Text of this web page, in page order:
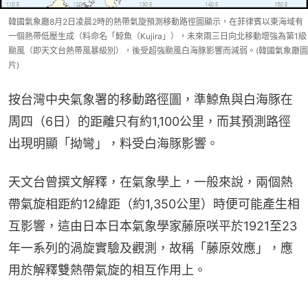
韓國氣象廳8月2日凌晨2時的熱帶氣旋預測移動路徑圖顯示，在菲律賓以東海域有
一個熱帶低壓生成（料命名「鯨魚（Kujira」），未來兩三日向北移動增強為第1級
颱風（即天文台熱帶風暴級別），後受超強颱風白海豚影響而減弱。(韓國氣象廳圖
片)
按台灣中央氣象署的移動路徑圖，準鯨魚與白海豚在
周四（6日）的距離只有約1,100公里，而其預測路徑
出現明顯「拗彎」，料受白海豚影響。
天文台曾撰文解釋，在氣象學上，一般來說，兩個熱
帶氣旋相距約12緯距（約1,350公里）時便可能產生相
互影響，這由日本日本氣象學家藤原咲平於1921至23
年一系列的渦旋實驗及觀測，故稱「藤原效應」，應
用於解釋雙熱帶氣旋的相互作用上。